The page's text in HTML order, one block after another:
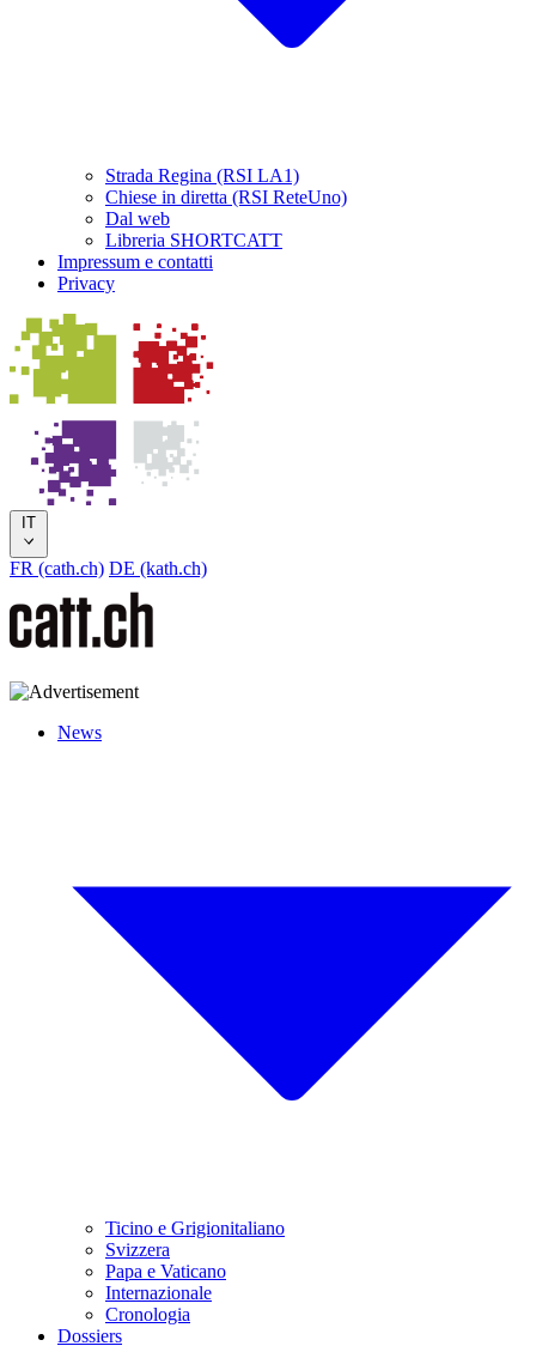
Strada Regina (RSI LA1)
Chiese in diretta (RSI ReteUno)
Dal web
Libreria SHORTCATT
Impressum e contatti
Privacy
IT
FR (cath.ch) DE (kath.ch)
News
Ticino e Grigionitaliano
Svizzera
Papa e Vaticano
Internazionale
Cronologia
Dossiers